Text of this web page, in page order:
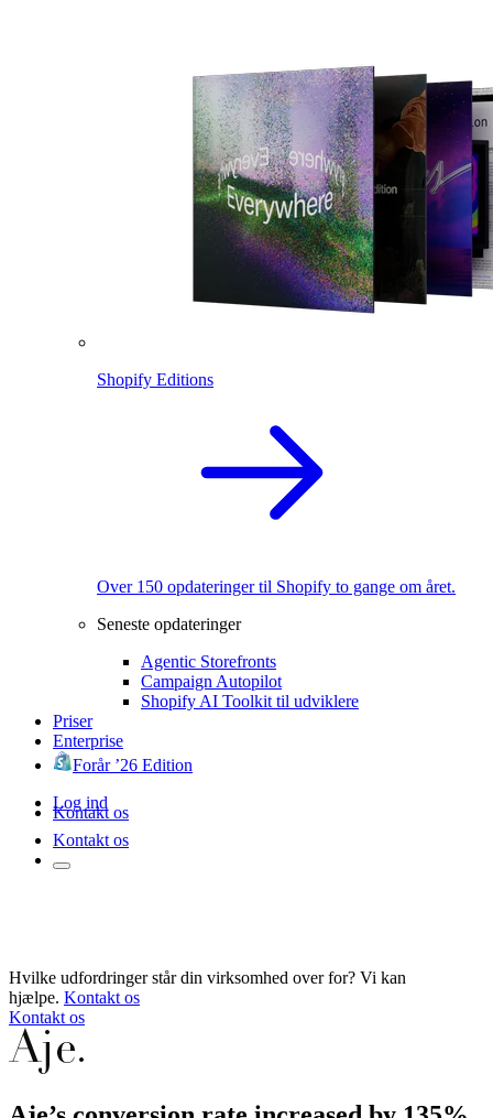
Shopify Editions
Over 150 opdateringer til Shopify to gange om året.
Seneste opdateringer
Agentic Storefronts
Campaign Autopilot
Shopify AI Toolkit til udviklere
Priser
Enterprise
Forår ’26 Edition
Log ind
Kontakt os
Kontakt os
Hvilke udfordringer står din virksomhed over for? Vi kan
hjælpe. Kontakt os
Kontakt os